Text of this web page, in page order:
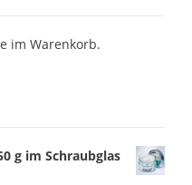
im Warenkorb.
g im Schraubglas